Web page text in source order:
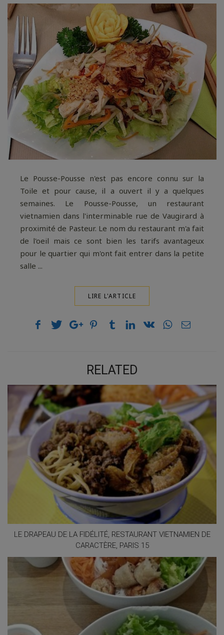
Le Pousse-Pousse n'est pas encore connu sur la
Toile et pour cause, il a ouvert il y a quelques
semaines. Le Pousse-Pousse, un restaurant
vietnamien dans l'interminable rue de Vaugirard à
proximité de Pasteur. Le nom du restaurant m'a fait
de l'oeil mais ce sont bien les tarifs avantageux
pour le quartier qui m'ont fait entrer dans la petite
salle ...
LIRE L'ARTICLE
RELATED
LE DRAPEAU DE LA FIDÉLITÉ, RESTAURANT VIETNAMIEN DE
CARACTÈRE, PARIS 15